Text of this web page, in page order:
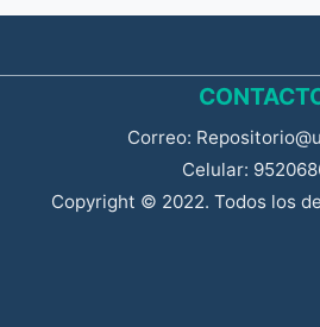
Correo:
Celular:
Copyright © 2022. Todos los